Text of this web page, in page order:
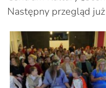
Następny przegląd już